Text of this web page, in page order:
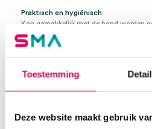
Toestemming
Deze website maakt gebruik
Praktisch en hygiënisch
Kan gemakkelijk met de hand worden
De gescheurde randen zijn recht en
De tape is gemakkelijk om op te
Bevestiging van verbanden op een
• Sondes